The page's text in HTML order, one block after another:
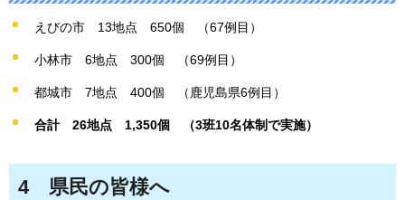
えびの市 13地点 650個 （67例目）
小林市 6地点 300個 （69例目）
都城市 7地点 400個 （鹿児島県6例目）
合計 26地点 1,350個 （3班10名体制で実施）
4 県民の皆様へ